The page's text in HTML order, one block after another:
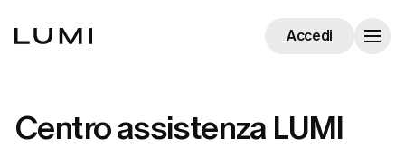
Accedi
Centro assistenza LUMI